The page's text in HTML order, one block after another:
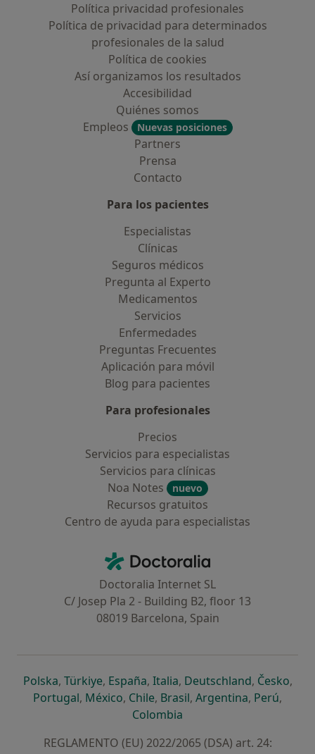
Política privacidad profesionales
Política de privacidad para determinados
profesionales de la salud
Política de cookies
Así organizamos los resultados
Accesibilidad
Quiénes somos
Empleos
Nuevas posiciones
Partners
Prensa
Contacto
Para los pacientes
Especialistas
Clínicas
Seguros médicos
Pregunta al Experto
Medicamentos
Servicios
Enfermedades
Preguntas Frecuentes
Aplicación para móvil
Blog para pacientes
Para profesionales
Precios
Servicios para especialistas
Servicios para clínicas
Noa Notes
nuevo
Recursos gratuitos
Centro de ayuda para especialistas
Doctoralia - Página de inicio
Doctoralia Internet SL
C/ Josep Pla 2 - Building B2, floor 13
08019 Barcelona, Spain
Polskase abre en una nueva pestaña
, Türkiyese abre en una nueva pestaña
, Españase abre en una nueva pestaña
, Italiase abre en una nueva
, Deutschlandse abre en
, Českose
,
Portugalse abre en una nueva pestaña
, Méxicose abre en una nueva pestaña
, Chilese abre en una nueva pestaña
, Brasilse abre en una nueva
, Argentinase abre en
, Perúse
,
Colombia
REGLAMENTO (EU) 2022/2065 (DSA) art. 24: